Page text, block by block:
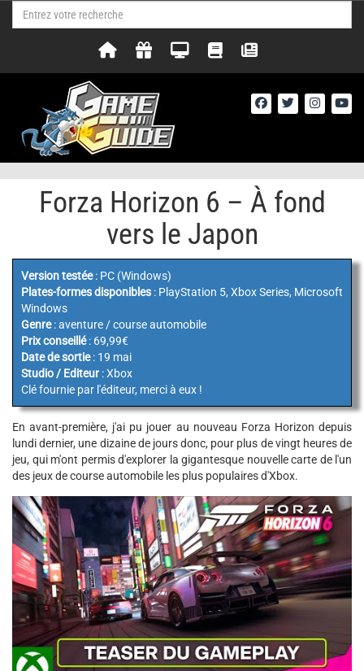
Forza Horizon 6 – À fond
vers le Japon
Version testée: PC (Windows)
Plates-formes disponibles : PlayStation 5, Xbox Series, Microsoft
Windows
Genre: aventure / course automobile
Prix conseillé: 69,99€
Date de sortie: 19 mai
Studio / Editeur : Xbox
Clé fournie par l'éditeur, merci à eux !
En avant-première, j'ai pu jouer au nouveau Forza Horizon depuis
lundi dernier, une dizaine de jours donc, pour plus de vingt heures de
jeu, qui m'ont permis d'explorer la gigantesque nouvelle carte de l'un
des jeux de course automobile les plus populaires d'Xbox.